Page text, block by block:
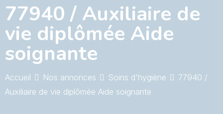
77940 / Auxiliaire de
vie diplômée Aide
soignante
Accueil Nos annonces Soins d'hygiène
77940 /
Auxiliaire de vie diplômée Aide soignante